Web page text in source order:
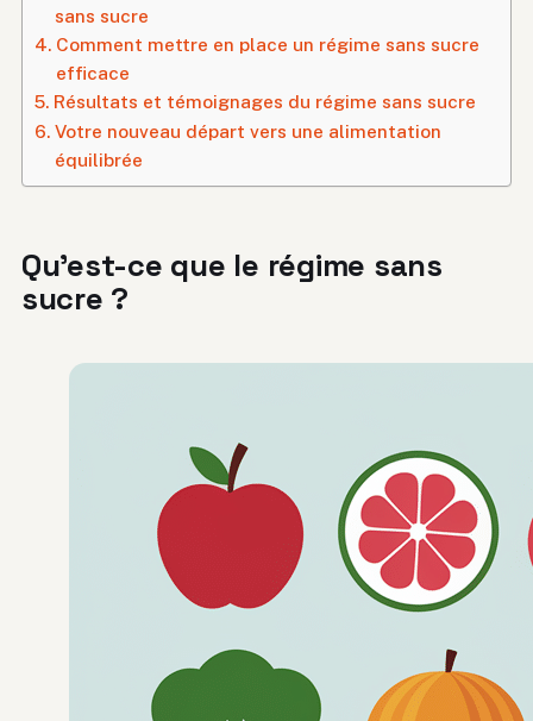
sans sucre
Comment mettre en place un régime sans sucre
efficace
Résultats et témoignages du régime sans sucre
Votre nouveau départ vers une alimentation
équilibrée
Qu’est-ce que le régime sans
sucre ?